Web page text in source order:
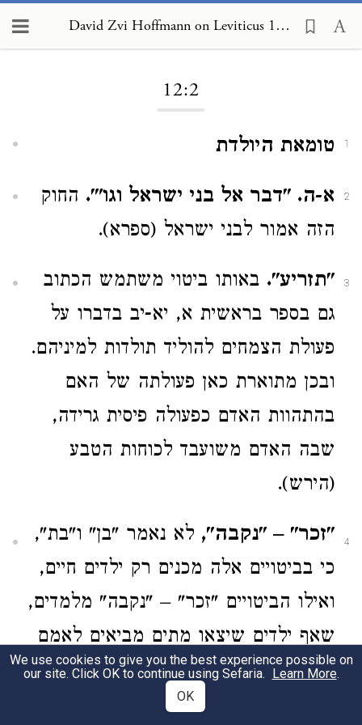
David Zvi Hoffmann on Leviticus 12:2
12:2
1 טומאת היולדת
2 א-ה. "דבר אל בני ישראל וגו'". החוק
הזה אמור לבני ישראל (ספרא).
3 "תזריע". באותו ביטוי משתמש הכתוב
גם בספר בראשית א, יא-יב בדברו על
פעולת הצמחים להוליד תולדות למיניהם.
ובכן מתוארת כאן פעולתה של האם
בהתהוות האדם כפעולה פיסית גרידה,
שבה האדם משועבד לכוחות הטבע
(הירש).
4 "זכר" – "נקבה", לא נאמר "בן" ו"בת",
כי בביטויים אלה מכנים רק ילדים חיים,
ואילו הביטויים "זכר" – "נקבה" מלמדים,
שאף ילדים שיצאו מתים מביאים לאמם
את הטומאה שעליה מדובר בפרשה זו.
ברם, הכרח הוא שתהיה להם הצורה
We use cookies to give you the best experience possible on
our site. Click OK to continue using Sefaria. Learn More.
OK